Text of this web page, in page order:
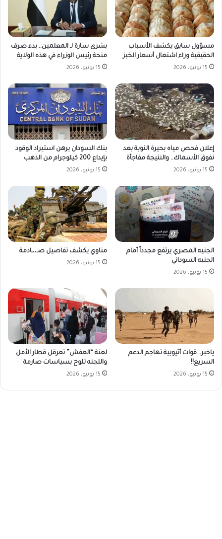
مسؤول سابق يكشف الأسباب
الحقيقية وراء اشتعال أسعار الخبز
15 يونيو، 2026
بشرى سارة لـ المعلمين.. بدء صرف
منحة رئيس الوزراء في هذه الولاية
15 يونيو، 2026
إعلان فحص مياه بحيرة النوبة بعد
نفوق الأسماك.. والنتيجة مفاجأة
15 يونيو، 2026
بنك السودان يرهن استيراد الوقود
بإيداع 200 كيلوجرام من الذهب
15 يونيو، 2026
الجنيه المصري يرتفع مجدداً أمام
الجنيه السوداني
15 يونيو، 2026
مناوي يكشف تفاصيل صـ،،ـادمة
15 يونيو، 2026
ياخبر.. قوات أثيوبية تهاجم الدعم
السريع!!
15 يونيو، 2026
لعنة “العفش” تعرقل قطار الأمل
واللجنه تلوح بسياسات صارمة
15 يونيو، 2026